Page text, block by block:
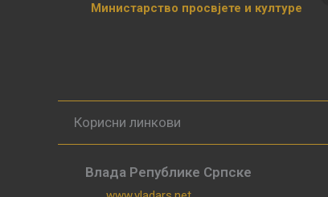
Министарство просвјете и културе
Корисни линкови
Влада Републике Српске